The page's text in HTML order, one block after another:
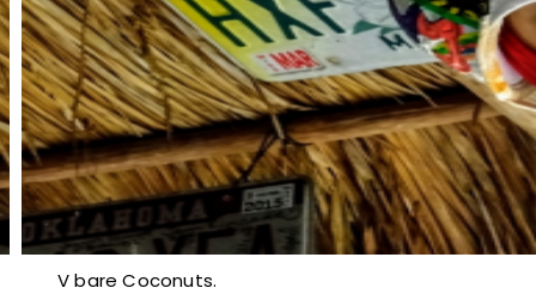
V bare Coconuts.